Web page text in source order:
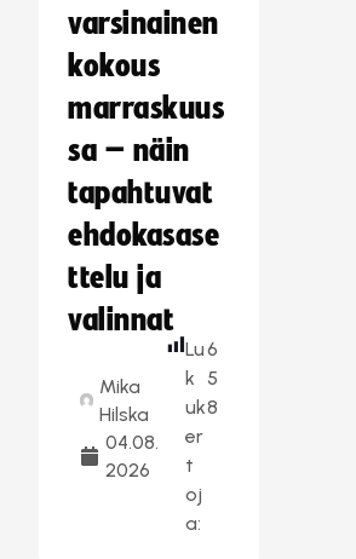
varsinainen
kokous
marraskuus
sa – näin
tapahtuvat
ehdokasase
ttelu ja
valinnat
Mika
Hilska
04.08.
2026
Lu
k
uk
er
t
oj
a:
6
5
8